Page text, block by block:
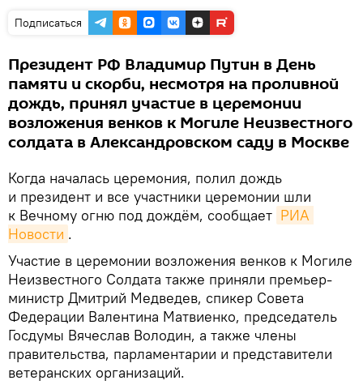
Подписаться
Президент РФ Владимир Путин в День
памяти и скорби, несмотря на проливной
дождь, принял участие в церемонии
возложения венков к Могиле Неизвестного
солдата в Александровском саду в Москве
Когда началась церемония, полил дождь
и президент и все участники церемонии шли
к Вечному огню под дождём, сообщает РИА
Новости .
Участие в церемонии возложения венков к Могиле
Неизвестного Солдата также приняли премьер-
министр Дмитрий Медведев, спикер Совета
Федерации Валентина Матвиенко, председатель
Госдумы Вячеслав Володин, а также члены
правительства, парламентарии и представители
ветеранских организаций.